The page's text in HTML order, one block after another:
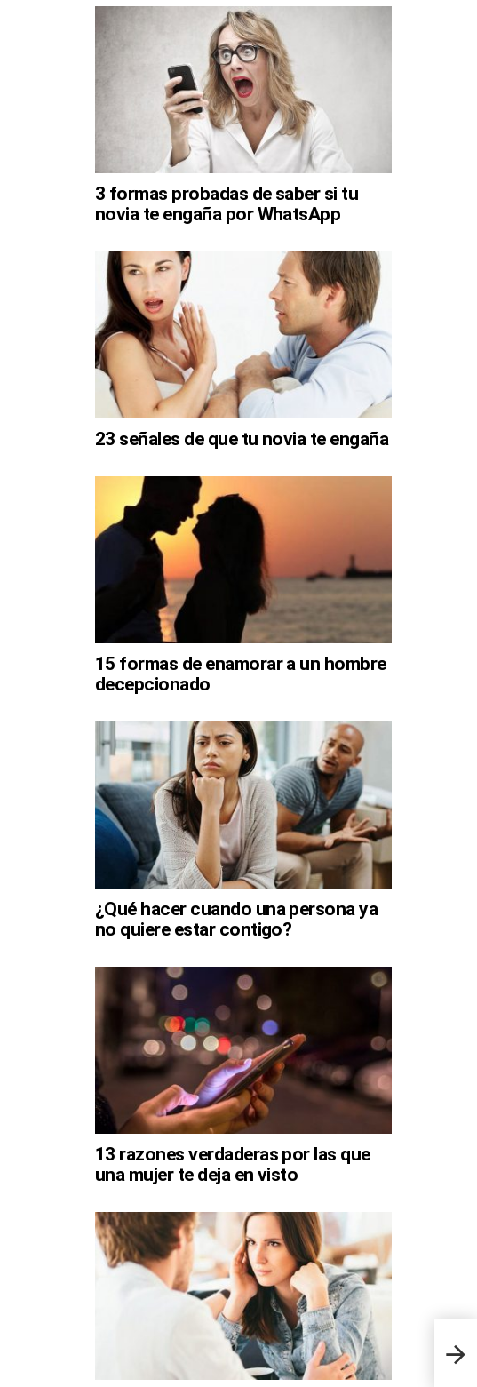
29
3 formas probadas de saber si tu
novia te engaña por WhatsApp
23 señales de que tu novia te engaña
15 formas de enamorar a un hombre
decepcionado
¿Qué hacer cuando una persona ya
no quiere estar contigo?
13 razones verdaderas por las que
una mujer te deja en visto